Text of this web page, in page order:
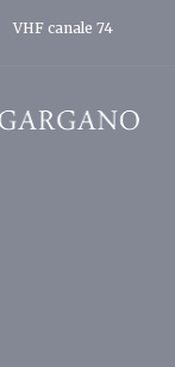
VHF canale 74